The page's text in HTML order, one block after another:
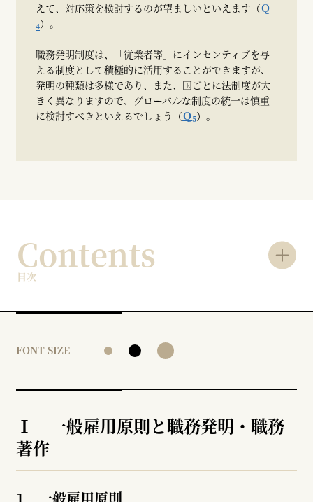
えて、対応策を検討するのが望ましいといえます（Ｑ
4）。
職務発明制度は、「従業者等」にインセンティブを与
える制度として積極的に活用することができますが、
発明の種類は多様であり、また、国ごとに法制度が大
きく異なりますので、グローバルな制度の統一は慎重
に検討すべきといえるでしょう（Ｑ5）。
Contents
目次
FONT SIZE
Ⅰ 一般雇用原則と職務発明・職務
著作